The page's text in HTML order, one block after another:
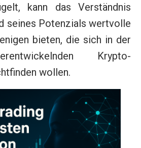
kann das Verständnis
seines Potenzials wertvolle
bieten, die sich in der
Krypto-
wollen.